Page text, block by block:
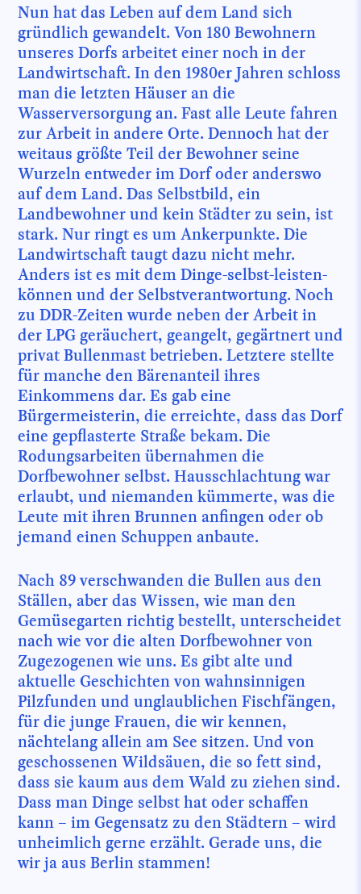
Nun hat das Leben auf dem Land sich
gründlich gewandelt. Von 180 Bewohnern
unseres Dorfs arbeitet einer noch in der
Landwirtschaft. In den 1980er Jahren schloss
man die letzten Häuser an die
Wasserversorgung an. Fast alle Leute fahren
zur Arbeit in andere Orte. Dennoch hat der
weitaus größte Teil der Bewohner seine
Wurzeln entweder im Dorf oder anderswo
auf dem Land. Das Selbstbild, ein
Landbewohner und kein Städter zu sein, ist
stark. Nur ringt es um Ankerpunkte. Die
Landwirtschaft taugt dazu nicht mehr.
Anders ist es mit dem Dinge-selbst-leisten-
können und der Selbstverantwortung. Noch
zu DDR-Zeiten wurde neben der Arbeit in
der LPG geräuchert, geangelt, gegärtnert und
privat Bullenmast betrieben. Letztere stellte
für manche den Bärenanteil ihres
Einkommens dar. Es gab eine
Bürgermeisterin, die erreichte, dass das Dorf
eine gepflasterte Straße bekam. Die
Rodungsarbeiten übernahmen die
Dorfbewohner selbst. Hausschlachtung war
erlaubt, und niemanden kümmerte, was die
Leute mit ihren Brunnen anfingen oder ob
jemand einen Schuppen anbaute.
Nach 89 verschwanden die Bullen aus den
Ställen, aber das Wissen, wie man den
Gemüsegarten richtig bestellt, unterscheidet
nach wie vor die alten Dorfbewohner von
Zugezogenen wie uns. Es gibt alte und
aktuelle Geschichten von wahnsinnigen
Pilzfunden und unglaublichen Fischfängen,
für die junge Frauen, die wir kennen,
nächtelang allein am See sitzen. Und von
geschossenen Wildsäuen, die so fett sind,
dass sie kaum aus dem Wald zu ziehen sind.
Dass man Dinge selbst hat oder schaffen
kann – im Gegensatz zu den Städtern – wird
unheimlich gerne erzählt. Gerade uns, die
wir ja aus Berlin stammen!